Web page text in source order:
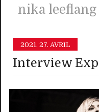
nika leeflang
2021. 27. AVRIL
Interview